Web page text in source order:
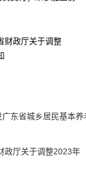
财政厅关于调整
东省城乡居民基本养
政厅关于调整2023年